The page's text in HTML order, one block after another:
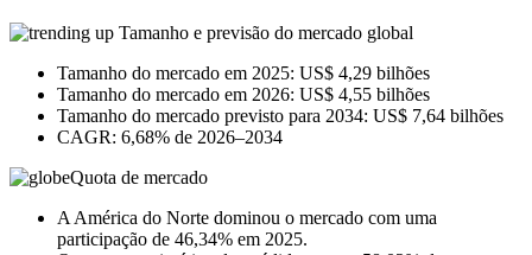
Tamanho e previsão do mercado global
Tamanho do mercado em 2025: US$ 4,29 bilhões
Tamanho do mercado em 2026: US$ 4,55 bilhões
Tamanho do mercado previsto para 2034: US$ 7,64 bilhões
CAGR: 6,68% de 2026–2034
Quota de mercado
A América do Norte dominou o mercado com uma
participação de 46,34% em 2025.